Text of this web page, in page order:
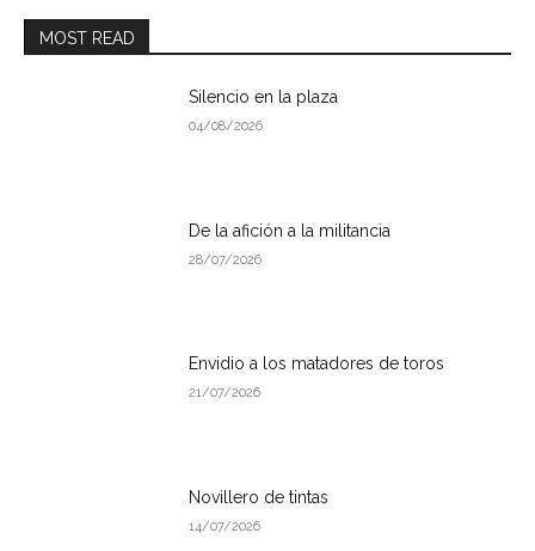
MOST READ
Silencio en la plaza
04/08/2026
De la afición a la militancia
28/07/2026
Envidio a los matadores de toros
21/07/2026
Novillero de tintas
14/07/2026